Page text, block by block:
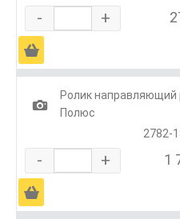
- +
Ä
1
Ролик направляющий
Полюс
2782-
- + 1
Ä